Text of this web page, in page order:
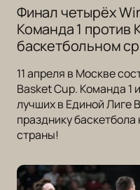
Финал четырёх
Команда 1 против
баскетбольном
11 апреля в Москве
Basket Cup. Команда 1
лучших в Единой Лиге
празднику
страны!